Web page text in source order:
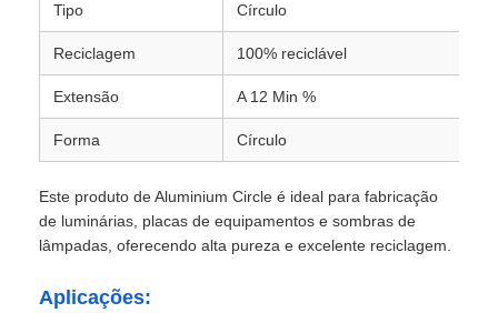
Bobina de alumínio revestida a cores
Bobina de alumínio da tira
Placa quadriculada em alumínio
Alumínio gravado
Tipo Círculo
Reciclagem 100% reciclável
Extensão A 12 Min %
Forma Círculo
Este produto de Aluminium Circle é ideal para fabricação
de luminárias, placas de equipamentos e sombras de
lâmpadas, oferecendo alta pureza e excelente reciclagem.
Aplicações: